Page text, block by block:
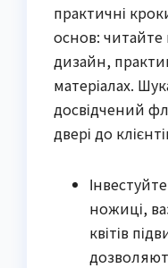
практичні
основ: читайте
дизайн,
матеріалах.
досвідчений
двері до
ножиці,
квітів